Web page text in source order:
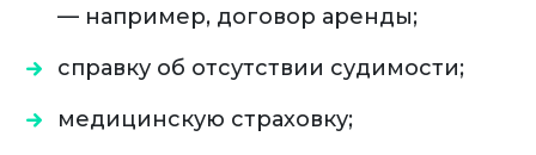
— например, договор аренды;
справку об отсутствии судимости;
медицинскую страховку;